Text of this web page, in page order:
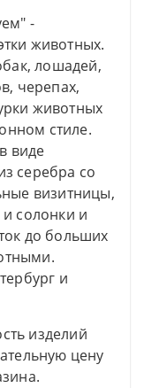
-
животных.
лошадей,
черепах,
животных
стиле.
виде
серебра со
визитницы,
солонки и
до больших
и
изделий
цену